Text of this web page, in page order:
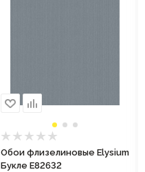
Обои флизелиновые Elysium
Букле Е82632